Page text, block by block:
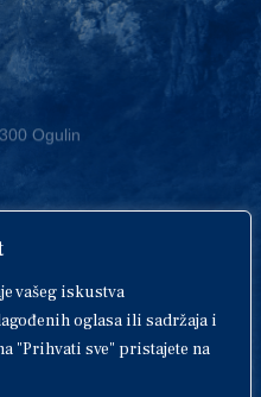
vašeg iskustva
oglasa ili sadržaja i
"Prihvati sve" pristajete na
Ogulin